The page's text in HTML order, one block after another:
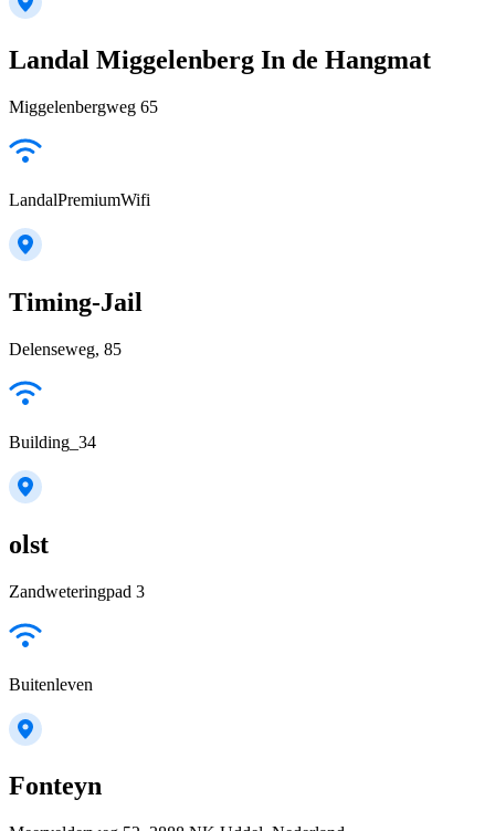
Landal Miggelenberg In de Hangmat
Miggelenbergweg 65
LandalPremiumWifi
Timing-Jail
Delenseweg, 85
Building_34
olst
Zandweteringpad 3
Buitenleven
Fonteyn